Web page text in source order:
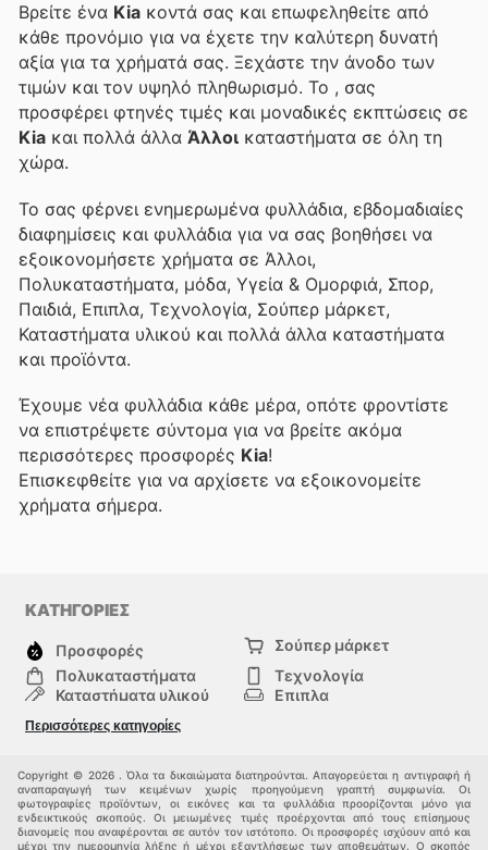
Βρείτε ένα Kia κοντά σας και επωφεληθείτε από
κάθε προνόμιο για να έχετε την καλύτερη δυνατή
αξία για τα χρήματά σας. Ξεχάστε την άνοδο των
τιμών και τον υψηλό πληθωρισμό. Το , σας
προσφέρει φτηνές τιμές και μοναδικές εκπτώσεις σε
Kia και πολλά άλλα Άλλοι καταστήματα σε όλη τη
χώρα.
Το σας φέρνει ενημερωμένα φυλλάδια, εβδομαδιαίες
διαφημίσεις και φυλλάδια για να σας βοηθήσει να
εξοικονομήσετε χρήματα σε Άλλοι,
Πολυκαταστήματα, μόδα, Υγεία & Ομορφιά, Σπορ,
Παιδιά, Επιπλα, Τεχνολογία, Σούπερ μάρκετ,
Καταστήματα υλικού και πολλά άλλα καταστήματα
και προϊόντα.
Έχουμε νέα φυλλάδια κάθε μέρα, οπότε φροντίστε
να επιστρέψετε σύντομα για να βρείτε ακόμα
περισσότερες προσφορές Kia!
Επισκεφθείτε για να αρχίσετε να εξοικονομείτε
χρήματα σήμερα.
ΚΑΤΗΓΟΡΙΕΣ
Προσφορές
Σούπερ μάρκετ
Πολυκαταστήματα
Τεχνολογία
Καταστήματα υλικού
Επιπλα
μόδα
Σπορ
Περισσότερες κατηγορίες
Copyright © 2026 . Όλα τα δικαιώματα διατηρούνται. Απαγορεύεται η αντιγραφή ή
αναπαραγωγή των κειμένων χωρίς προηγούμενη γραπτή συμφωνία. Οι
φωτογραφίες προϊόντων, οι εικόνες και τα φυλλάδια προορίζονται μόνο για
ενδεικτικούς σκοπούς. Οι μειωμένες τιμές προέρχονται από τους επίσημους
διανομείς που αναφέρονται σε αυτόν τον ιστότοπο. Οι προσφορές ισχύουν από και
μέχρι την ημερομηνία λήξης ή μέχρι εξαντλήσεως των αποθεμάτων. Ο σκοπός